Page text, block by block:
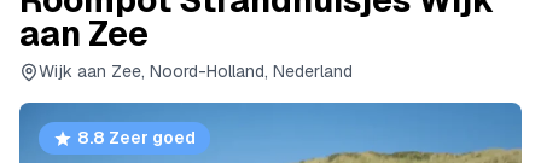
aan Zee
Wijk aan Zee, Noord-Holland, Nederland
8.8 Zeer goed